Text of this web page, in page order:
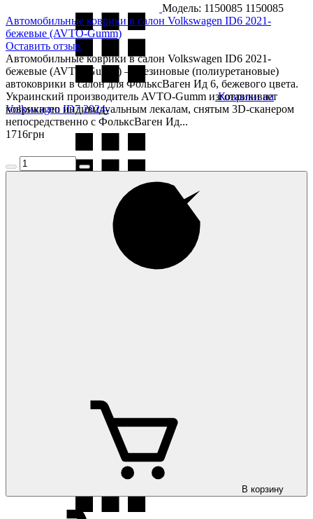
Коврики на
Volkswagen ID7 2024-
Volkswagen ID.UNYX 2024-
Модель: 1150085 1150085
Автомобильные коврики в салон Volkswagen ID6 2021-
бежевые (AVTO-Gumm)
Оставить отзыв
Автомобильные коврики в салон Volkswagen ID6 2021-
бежевые (AVTO-Gumm) — резиновые (полиуретановые)
автоковрики в салон для ФольксВаген Ид 6, бежевого цвета.
Украинский производитель AVTO-Gumm изготавливает
коврики по индивидуальным лекалам, снятым 3D-сканером
непосредственно с ФольксВаген Ид...
1716грн
В корзину